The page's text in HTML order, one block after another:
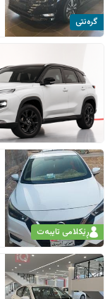
گرەنتی
ڕێکلامی تایبەت